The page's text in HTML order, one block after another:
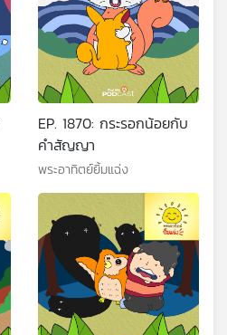
EP. 1870: กระรอกน้อยกับ
คำสัญญา
พระอาทิตย์ยิ้มแฉ่ง